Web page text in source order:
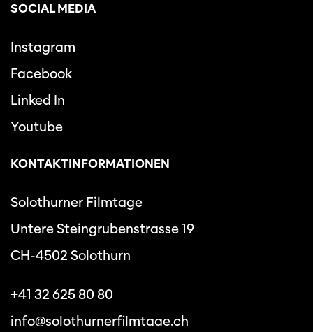
SOCIAL MEDIA
Instagram
Facebook
Linked In
Youtube
KONTAKTINFORMATIONEN
Solothurner Filmtage
Untere Steingrubenstrasse 19
CH-4502 Solothurn
+41 32 625 80 80
info@solothurnerfilmtage.ch